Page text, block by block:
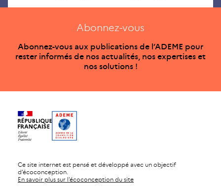
Abonnez-vous
Abonnez-vous aux publications de l’ADEME pour
rester informés de nos actualités, nos expertises et
nos solutions !
Ce site internet est pensé et développé avec un objectif
d’écoconception.
En savoir plus sur l’écoconception du site